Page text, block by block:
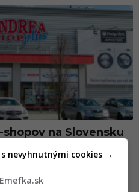
na Slovensku
dlhuje veľké
nevyhnutnými cookies →